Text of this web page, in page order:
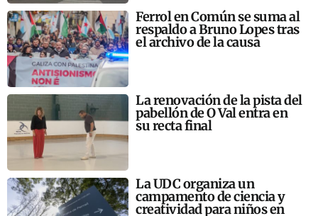
Ferrol en Común se suma al
respaldo a Bruno Lopes tras
el archivo de la causa
La renovación de la pista del
pabellón de O Val entra en
su recta final
La UDC organiza un
campamento de ciencia y
creatividad para niños en